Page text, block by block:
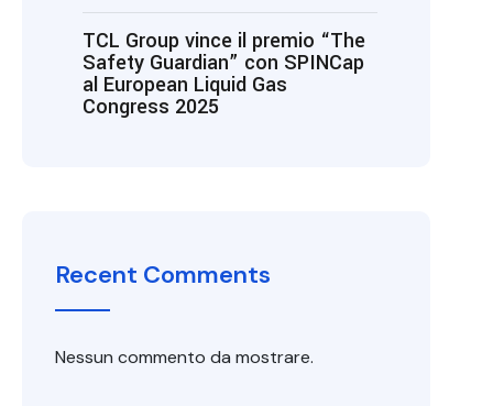
TCL Group vince il premio “The
Safety Guardian” con SPINCap
al European Liquid Gas
Congress 2025
Recent Comments
Nessun commento da mostrare.